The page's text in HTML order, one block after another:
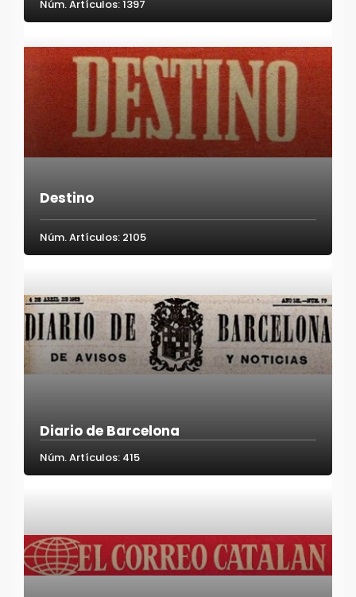
Núm. Artículos: 1397
Destino
Núm. Artículos: 2105
Diario de Barcelona
Núm. Artículos: 415